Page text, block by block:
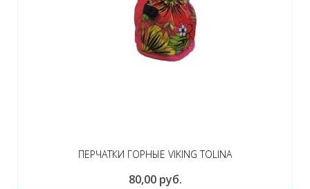
ПЕРЧАТКИ ГОРНЫЕ VIKING TOLINA
80,00 руб.